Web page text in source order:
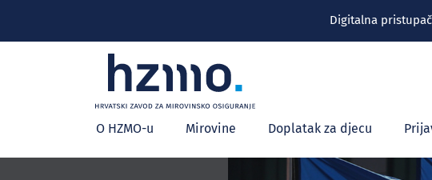
Digitalna
Glavni
izbornik
O HZMO-u Mirovine Doplatak za djecu